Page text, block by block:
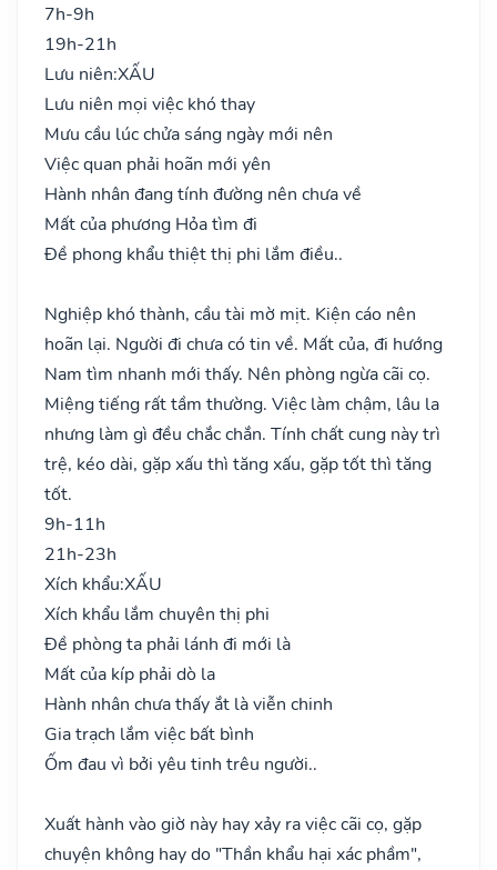
7h-9h
19h-21h
Lưu niên:XẤU
Lưu niên mọi việc khó thay
Mưu cầu lúc chửa sáng ngày mới nên
Việc quan phải hoãn mới yên
Hành nhân đang tính đường nên chưa về
Mất của phương Hỏa tìm đi
Đề phong khẩu thiệt thị phi lắm điều..
Nghiệp khó thành, cầu tài mờ mịt. Kiện cáo nên
hoãn lại. Người đi chưa có tin về. Mất của, đi hướng
Nam tìm nhanh mới thấy. Nên phòng ngừa cãi cọ.
Miệng tiếng rất tầm thường. Việc làm chậm, lâu la
nhưng làm gì đều chắc chắn. Tính chất cung này trì
trệ, kéo dài, gặp xấu thì tăng xấu, gặp tốt thì tăng
tốt.
9h-11h
21h-23h
Xích khẩu:XẤU
Xích khẩu lắm chuyên thị phi
Đề phòng ta phải lánh đi mới là
Mất của kíp phải dò la
Hành nhân chưa thấy ắt là viễn chinh
Gia trạch lắm việc bất bình
Ốm đau vì bởi yêu tinh trêu người..
Xuất hành vào giờ này hay xảy ra việc cãi cọ, gặp
chuyện không hay do "Thần khẩu hại xác phầm",